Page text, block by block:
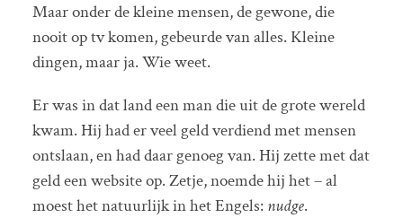
Maar onder de kleine mensen, de gewone, die
nooit op tv komen, gebeurde van alles. Kleine
dingen, maar ja. Wie weet.
Er was in dat land een man die uit de grote wereld
kwam. Hij had er veel geld verdiend met mensen
ontslaan, en had daar genoeg van. Hij zette met dat
geld een website op. Zetje, noemde hij het – al
moest het natuurlijk in het Engels: nudge.